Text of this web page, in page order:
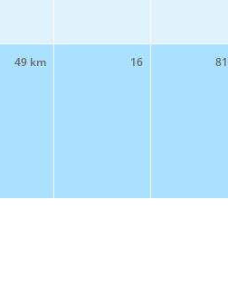
49 km 16